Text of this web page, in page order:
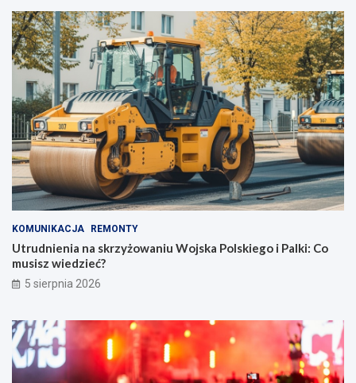
KOMUNIKACJA REMONTY
Utrudnienia na skrzyżowaniu Wojska Polskiego i Palki: Co
musisz wiedzieć?
5 sierpnia 2026